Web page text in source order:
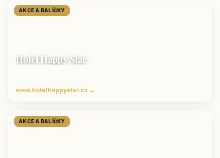
AKCE A BALÍČKY
Hotel Happy Star
www.hotelhappystar.cz →
AKCE A BALÍČKY